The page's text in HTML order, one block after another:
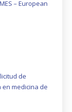
– European
de
medicina de